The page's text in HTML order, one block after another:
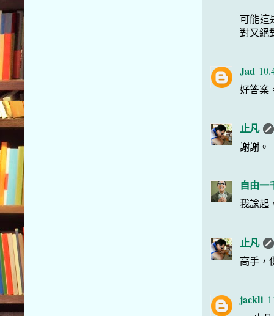
可能這
對又絕
Jad
好答案
止凡
謝謝。
自由一
我諗起
止凡
高手，
jackli